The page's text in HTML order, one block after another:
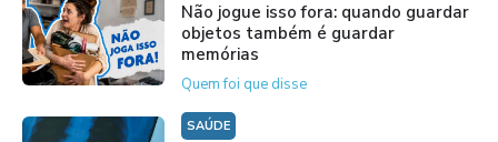
Não jogue isso fora: quando guardar
objetos também é guardar
memórias
Quem foi que disse
SAÚDE